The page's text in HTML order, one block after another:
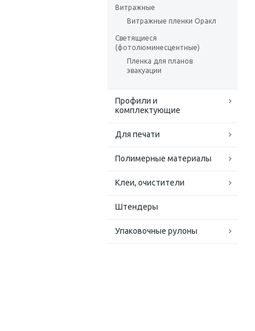
Витражные
Витражные пленки Оракл
Светящиеся
(фотолюминесцентные)
Пленка для планов
эвакуации
Профили и
комплектующие
Для печати
Полимерные материалы
Клеи, очистители
Штендеры
Упаковочные рулоны